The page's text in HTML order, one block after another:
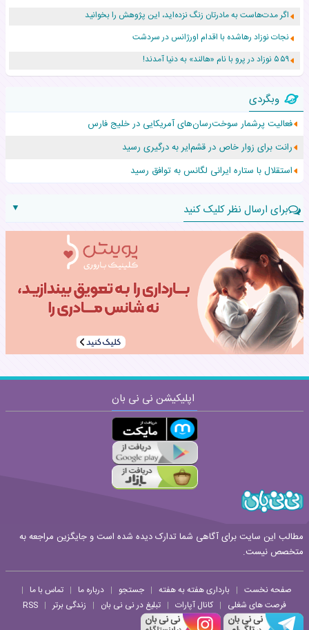
اگر مدت‌هاست به مادرتان زنگ نزده‌اید، این پژوهش را بخوانید
نجات نوزاد رهاشده با اقدام اورژانس در سردشت
۵۵۹ نوزاد در پرو با نام «هالند» به دنیا آمدند!
افزایش قد این دختر، چند میلیون دلار برای پدرش خرج داشته
حرکت غیرقانونی یک پرستار، جان دوقلوها را نجات داد!
عجیب‌ترین تولد در ۵/۵/۵ امسال که همه را شوکه کرد!
وبگردی
فعالیت پرشمار سوخت‌رسان‌های آمریکایی در خلیج فارس
رانت برای زوار خاص در قشم‌ایر به درگیری رسید
استقلال با ستاره ایرانی لگانس به توافق رسید
برای ارسال نظر کلیک کنید
▼
نام:
نظر:
اپلیکیشن نی نی بان
مطالب این سایت برای آگاهی شما تدارک دیده شده است و جایگزین مراجعه به
متخصص نیست.
صفحه نخست | بارداری هفته به هفته | جستجو | درباره ما | تماس با ما |
فرصت های شغلی | کانال آپارات | تبلیغ در نی نی بان | زندگی برتر |
RSS